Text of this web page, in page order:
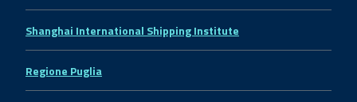
Shanghai International Shipping Institute
Regione Puglia